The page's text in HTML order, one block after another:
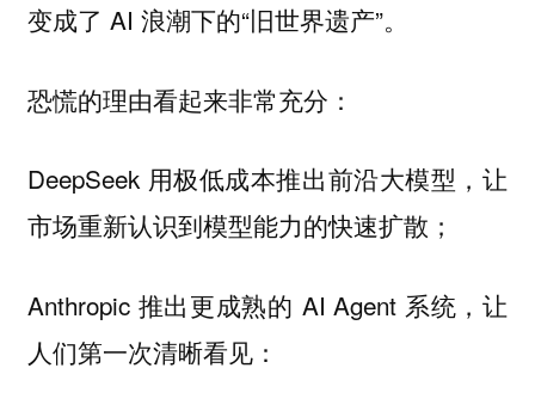
变成了 AI 浪潮下的“旧世界遗产”。
恐慌的理由看起来非常充分：
DeepSeek 用极低成本推出前沿大模型，让
市场重新认识到模型能力的快速扩散；
Anthropic 推出更成熟的 AI Agent 系统，让
人们第一次清晰看见：